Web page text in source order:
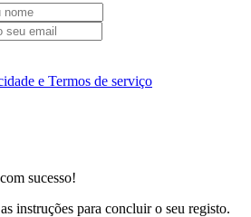
e Termos de serviço
sucesso!
instruções para concluir o seu registo.